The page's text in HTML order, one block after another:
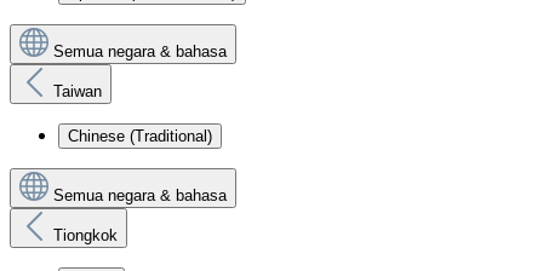
Semua negara & bahasa
Taiwan
Chinese (Traditional)
Semua negara & bahasa
Tiongkok